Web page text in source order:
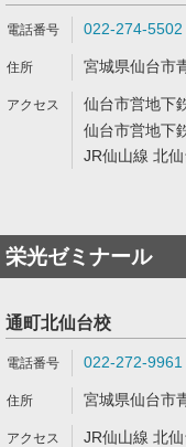
022-274-5502
宮城県仙台市
仙台市営地下
仙台市営地下
JR仙山線 北
栄光ゼミナール
通町北仙台校
022-272-9961
宮城県仙台市
JR仙山線 北